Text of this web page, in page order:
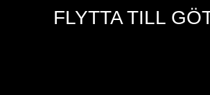
FLYTTA TILL